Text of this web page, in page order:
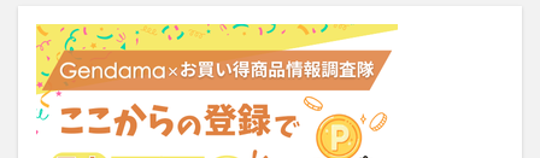
天体望遠鏡 ゴリラクリニック
モグニャンキャットフードライト
ペロリコドッグフードライト クリスマス
西松屋